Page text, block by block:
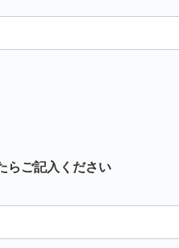
らご記入ください